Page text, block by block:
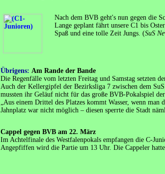
Nach dem BVB geht's nun gegen die
Lange geplant fährt unsere C1 bis
Spaß und eine tolle Zeit Jungs. (SuS
Übrigens: Am Rande der Bande
Die Regenfälle vom letzten Freitag und Samstag setzten
Auch der Kellergipfel der Bezirksliga 7 zwischen dem
mussten ihr Geläuf nicht für das große BVB-Pokalspiel
„Aus einem Drittel des Platzes kommt Wasser, wenn
Jahnplatz war nicht möglich – diesen sperrte die Stadt
Cappel gegen BVB am 22. März
Im Achtelfinale des Westfalenpokals empfangen die C-
Angepfiffen wird die Partie um 13 Uhr. Die Cappeler